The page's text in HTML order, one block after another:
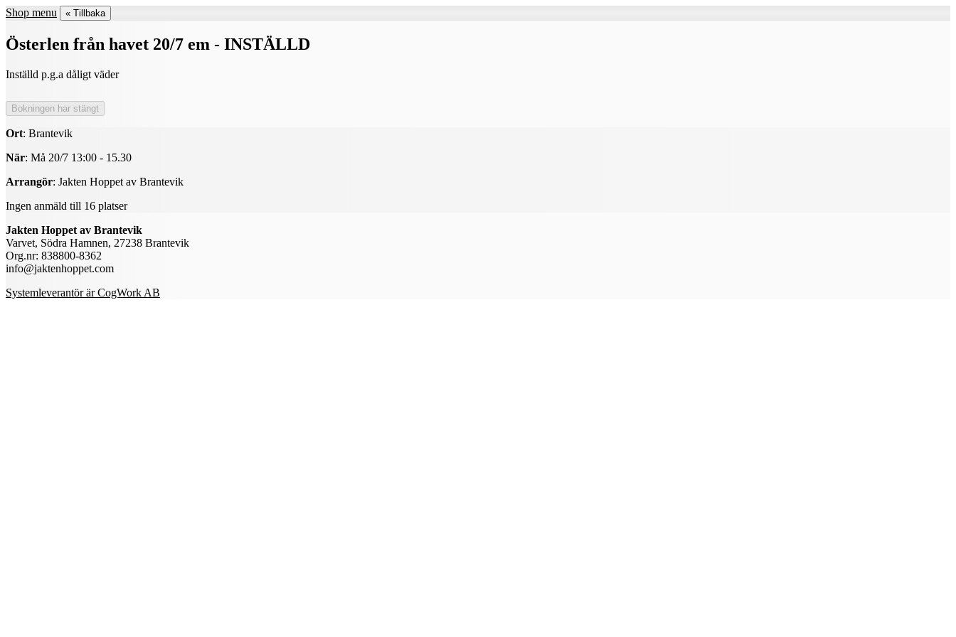
Shop menu « Tillbaka
Österlen från havet 20/7 em - INSTÄLLD
Inställd p.g.a dåligt väder
Ort: Brantevik
När: Må 20/7 13:00 - 15.30
Arrangör: Jakten Hoppet av Brantevik
Ingen anmäld till 16 platser
Jakten Hoppet av Brantevik
Varvet, Södra Hamnen, 27238 Brantevik
Org.nr: 838800-8362
info@jaktenhoppet.com
Systemleverantör är CogWork AB